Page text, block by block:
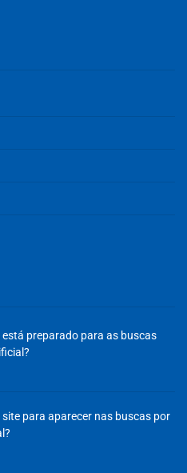
está preparado para as buscas
para aparecer nas buscas por